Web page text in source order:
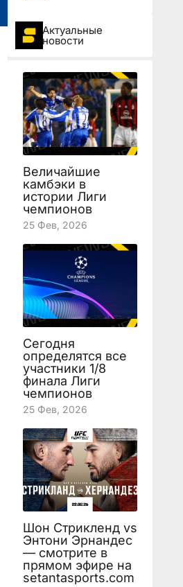
Актуальные
новости
Величайшие
камбэки в
истории Лиги
чемпионов
25 Фев, 2026
Сегодня
определятся все
участники 1/8
финала Лиги
чемпионов
25 Фев, 2026
Шон Стрикленд vs
Энтони Эрнандес
— смотрите в
прямом эфире на
setantasports.com